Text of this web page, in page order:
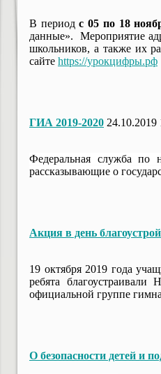
В периодс 05 по 18
данные». Мероприятие
школьников, а также их
сайте https://урокцифры.рф
ГИА 2019-2020 24.10.2019
Федеральная служба по
рассказывающие о
Акция в день
19 октября 2019 года
ребята
официальной группе
О безопасности детей и